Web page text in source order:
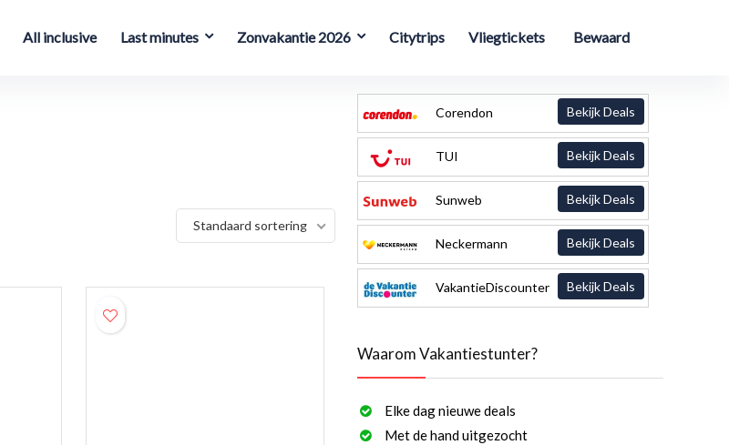
All inclusive Last minutes Zonvakantie 2026 Citytrips Vliegtickets Bewaard
Standaard sortering
Corendon Bekijk Deals
TUI Bekijk Deals
Sunweb Bekijk Deals
Neckermann Bekijk Deals
VakantieDiscounter Bekijk Deals
Waarom Vakantiestunter?
Elke dag nieuwe deals
Met de hand uitgezocht